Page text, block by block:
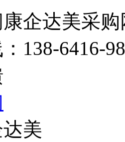
企达美采购
138-6416-
美